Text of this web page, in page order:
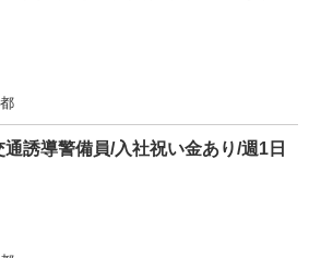
誘導警備員/入社祝い金あり/週1日